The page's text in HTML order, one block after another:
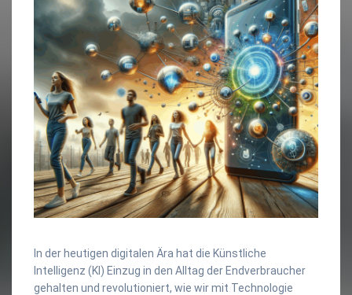
In der heutigen digitalen Ära hat die Künstliche
Intelligenz (KI) Einzug in den Alltag der Endverbraucher
gehalten und revolutioniert, wie wir mit Technologie